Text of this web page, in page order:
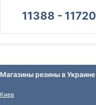
11388 - 11720
Магазины резины в Украине
Киев